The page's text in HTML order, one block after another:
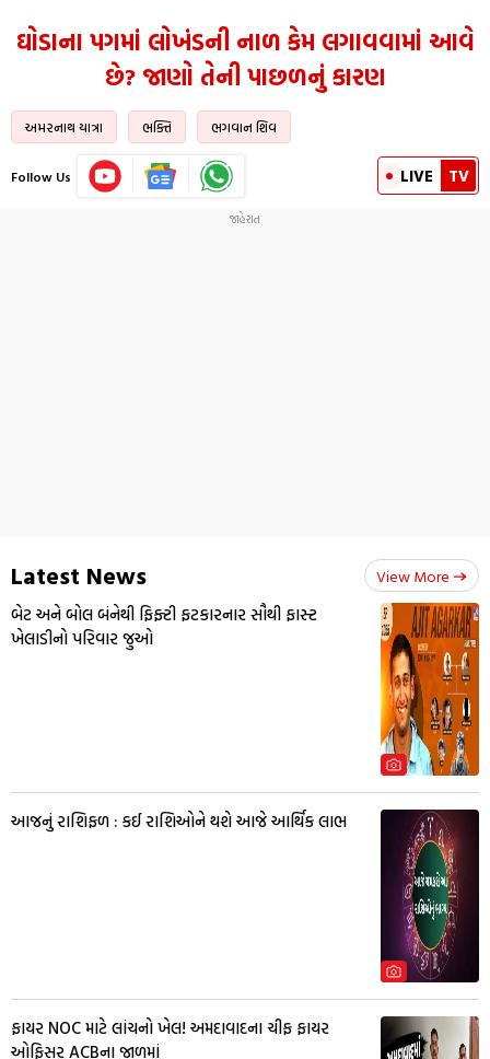
ઘોડાના પગમાં લોખંડની નાળ કેમ લગાવવામાં આવે
છે? જાણો તેની પાછળનું કારણ
અમરનાથ યાત્રા ભક્તિ ભગવાન શિવ
Follow Us LIVE TV
Latest News View More
બેટ અને બોલ બંનેથી ફિફ્ટી ફટકારનાર સૌથી ફાસ્ટ
ખેલાડીનો પરિવાર જુઓ
આજનું રાશિફળ : કઈ રાશિઓને થશે આજે આર્થિક લાભ
ફાયર NOC માટે લાંચનો ખેલ! અમદાવાદના ચીફ ફાયર
ઓફિસર ACBના જાળમાં